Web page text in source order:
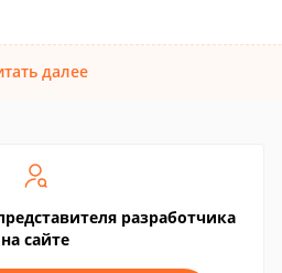
далее
разработчика
на сайте